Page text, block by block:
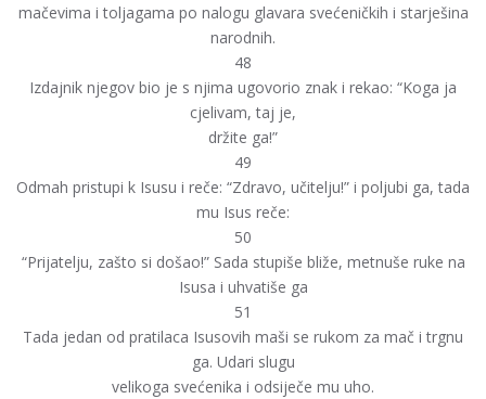
mačevima i toljagama po nalogu glavara svećeničkih i starješina
narodnih.
48
Izdajnik njegov bio je s njima ugovorio znak i rekao: “Koga ja
cjelivam, taj je,
držite ga!”
49
Odmah pristupi k Isusu i reče: “Zdravo, učitelju!” i poljubi ga, tada
mu Isus reče:
50
“Prijatelju, zašto si došao!” Sada stupiše bliže, metnuše ruke na
Isusa i uhvatiše ga
51
Tada jedan od pratilaca Isusovih maši se rukom za mač i trgnu
ga. Udari slugu
velikoga svećenika i odsiječe mu uho.